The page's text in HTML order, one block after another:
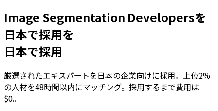
Image Segmentation Developersを
日本で採用を
日本で採用
厳選されたエキスパートを日本の企業向けに採用。上位2%
の人材を48時間以内にマッチング。採用するまで費用は
$0。